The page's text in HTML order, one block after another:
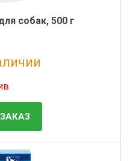
собак, 500 г